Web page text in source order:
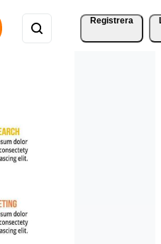
Registrera